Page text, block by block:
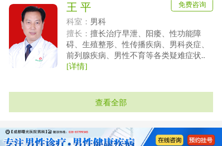
王 平
科室： 男科
擅长：擅长治疗早泄、阳痿、性功能障
碍、生殖整形、性传播疾病、男科炎症、
前列腺疾病、男性不育等各类疑难症状..
[详情]
免费咨询
查看全部